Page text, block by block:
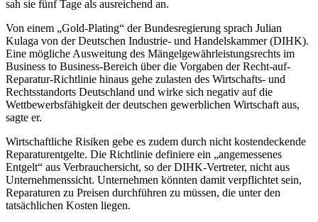
sah sie fünf Tage als ausreichend an.
Von einem „Gold-Plating“ der Bundesregierung sprach Julian
Kulaga von der Deutschen Industrie- und Handelskammer (DIHK).
Eine mögliche Ausweitung des Mängelgewährleistungsrechts im
Business to Business-Bereich über die Vorgaben der Recht-auf-
Reparatur-Richtlinie hinaus gehe zulasten des Wirtschafts- und
Rechtsstandorts Deutschland und wirke sich negativ auf die
Wettbewerbsfähigkeit der deutschen gewerblichen Wirtschaft aus,
sagte er.
Wirtschaftliche Risiken gebe es zudem durch nicht kostendeckende
Reparaturentgelte. Die Richtlinie definiere ein „angemessenes
Entgelt“ aus Verbrauchersicht, so der DIHK-Vertreter, nicht aus
Unternehmenssicht. Unternehmen könnten damit verpflichtet sein,
Reparaturen zu Preisen durchführen zu müssen, die unter den
tatsächlichen Kosten liegen.